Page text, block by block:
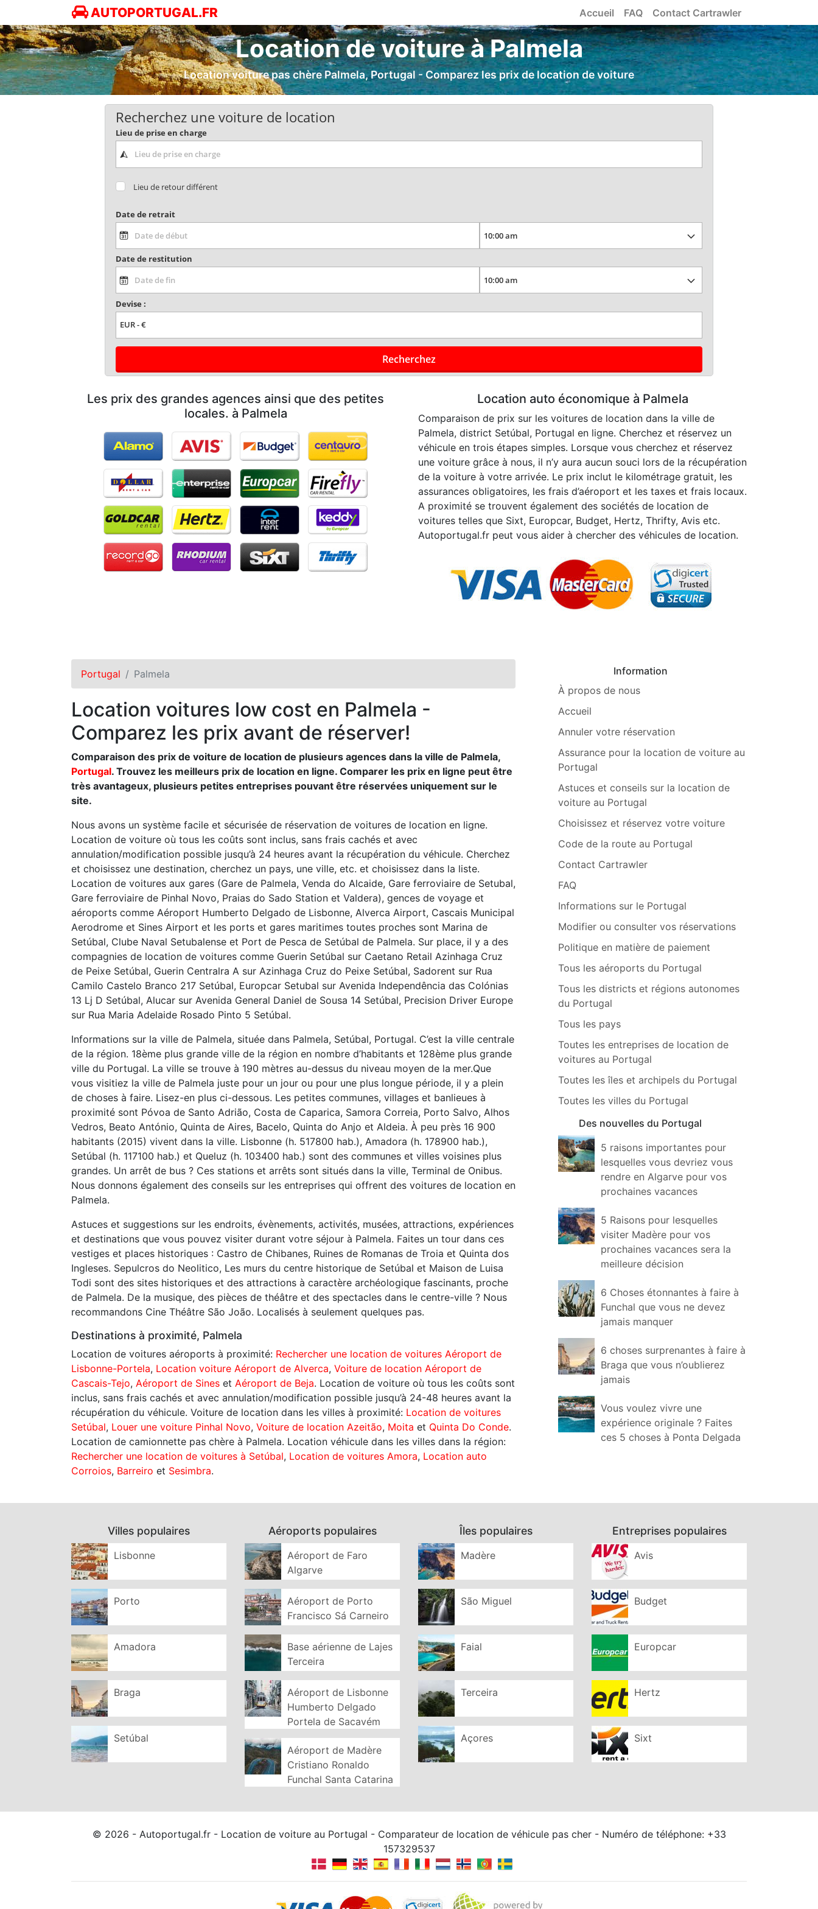
AUTOPORTUGAL.FR Accueil FAQ Contact Cartrawler
Location de voiture à Palmela
Location voiture pas chère Palmela, Portugal - Comparez les prix de location de voiture
Recherchez une voiture de location
Lieu de prise en charge
Lieu de retour différent
Date de retrait
Date de restitution
Devise :
Recherchez
Les prix des grandes agences ainsi que des petites
locales. à Palmela
Location auto économique à Palmela
Comparaison de prix sur les voitures de location dans la ville de
Palmela, district Setúbal, Portugal en ligne. Cherchez et réservez un
véhicule en trois étapes simples. Lorsque vous cherchez et réservez
une voiture grâce à nous, il n’y aura aucun souci lors de la récupération
de la voiture à votre arrivée. Le prix inclut le kilométrage gratuit, les
assurances obligatoires, les frais d’aéroport et les taxes et frais locaux.
A proximité se trouvent également des sociétés de location de
voitures telles que Sixt, Europcar, Budget, Hertz, Thrifty, Avis etc.
Autoportugal.fr peut vous aider à chercher des véhicules de location.
Portugal Palmela
Location voitures low cost en Palmela -
Comparez les prix avant de réserver!
Comparaison des prix de voiture de location de plusieurs agences dans la ville de Palmela,
Portugal. Trouvez les meilleurs prix de location en ligne. Comparer les prix en ligne peut être
très avantageux, plusieurs petites entreprises pouvant être réservées uniquement sur le
site.
Nous avons un système facile et sécurisée de réservation de voitures de location en ligne.
Location de voiture où tous les coûts sont inclus, sans frais cachés et avec
annulation/modification possible jusqu’à 24 heures avant la récupération du véhicule. Cherchez
et choisissez une destination, cherchez un pays, une ville, etc. et choisissez dans la liste.
Location de voitures aux gares (Gare de Palmela, Venda do Alcaide, Gare ferroviaire de Setubal,
Gare ferroviaire de Pinhal Novo, Praias do Sado Station et Valdera), gences de voyage et
aéroports comme Aéroport Humberto Delgado de Lisbonne, Alverca Airport, Cascais Municipal
Aerodrome et Sines Airport et les ports et gares maritimes toutes proches sont Marina de
Setúbal, Clube Naval Setubalense et Port de Pesca de Setúbal de Palmela. Sur place, il y a des
compagnies de location de voitures comme Guerin Setúbal sur Caetano Retail Azinhaga Cruz
de Peixe Setúbal, Guerin Centralra A sur Azinhaga Cruz do Peixe Setúbal, Sadorent sur Rua
Camilo Castelo Branco 217 Setúbal, Europcar Setubal sur Avenida Independência das Colónias
13 Lj D Setúbal, Alucar sur Avenida General Daniel de Sousa 14 Setúbal, Precision Driver Europe
sur Rua Maria Adelaide Rosado Pinto 5 Setúbal.
Informations sur la ville de Palmela, située dans Palmela, Setúbal, Portugal. C’est la ville centrale
de la région. 18ème plus grande ville de la région en nombre d’habitants et 128ème plus grande
ville du Portugal. La ville se trouve à 190 mètres au-dessus du niveau moyen de la mer.Que
vous visitiez la ville de Palmela juste pour un jour ou pour une plus longue période, il y a plein
de choses à faire. Lisez-en plus ci-dessous. Les petites communes, villages et banlieues à
proximité sont Póvoa de Santo Adrião, Costa de Caparica, Samora Correia, Porto Salvo, Alhos
Vedros, Beato António, Quinta de Aires, Bacelo, Quinta do Anjo et Aldeia. À peu près 16 900
habitants (2015) vivent dans la ville. Lisbonne (h. 517800 hab.), Amadora (h. 178900 hab.),
Setúbal (h. 117100 hab.) et Queluz (h. 103400 hab.) sont des communes et villes voisines plus
grandes. Un arrêt de bus ? Ces stations et arrêts sont situés dans la ville, Terminal de Onibus.
Nous donnons également des conseils sur les entreprises qui offrent des voitures de location en
Palmela.
Astuces et suggestions sur les endroits, évènements, activités, musées, attractions, expériences
et destinations que vous pouvez visiter durant votre séjour à Palmela. Faites un tour dans ces
vestiges et places historiques : Castro de Chibanes, Ruines de Romanas de Troia et Quinta dos
Ingleses. Sepulcros do Neolitico, Les murs du centre historique de Setúbal et Maison de Luisa
Todi sont des sites historiques et des attractions à caractère archéologique fascinants, proche
de Palmela. De la musique, des pièces de théâtre et des spectacles dans le centre-ville ? Nous
recommandons Cine Théâtre São João. Localisés à seulement quelques pas.
Destinations à proximité, Palmela
Location de voitures aéroports à proximité: Rechercher une location de voitures Aéroport de
Lisbonne-Portela, Location voiture Aéroport de Alverca, Voiture de location Aéroport de
Cascais-Tejo, Aéroport de Sines et Aéroport de Beja. Location de voiture où tous les coûts sont
inclus, sans frais cachés et avec annulation/modification possible jusqu’à 24-48 heures avant la
récupération du véhicule. Voiture de location dans les villes à proximité: Location de voitures
Setúbal, Louer une voiture Pinhal Novo, Voiture de location Azeitão, Moita et Quinta Do Conde.
Location de camionnette pas chère à Palmela. Location véhicule dans les villes dans la région:
Rechercher une location de voitures à Setúbal, Location de voitures Amora, Location auto
Corroios, Barreiro et Sesimbra.
Information
À propos de nous
Accueil
Annuler votre réservation
Assurance pour la location de voiture au
Portugal
Astuces et conseils sur la location de
voiture au Portugal
Choisissez et réservez votre voiture
Code de la route au Portugal
Contact Cartrawler
FAQ
Informations sur le Portugal
Modifier ou consulter vos réservations
Politique en matière de paiement
Tous les aéroports du Portugal
Tous les districts et régions autonomes
du Portugal
Tous les pays
Toutes les entreprises de location de
voitures au Portugal
Toutes les îles et archipels du Portugal
Toutes les villes du Portugal
Des nouvelles du Portugal
5 raisons importantes pour
lesquelles vous devriez vous
rendre en Algarve pour vos
prochaines vacances
5 Raisons pour lesquelles
visiter Madère pour vos
prochaines vacances sera la
meilleure décision
6 Choses étonnantes à faire à
Funchal que vous ne devez
jamais manquer
6 choses surprenantes à faire à
Braga que vous n’oublierez
jamais
Vous voulez vivre une
expérience originale ? Faites
ces 5 choses à Ponta Delgada
Villes populaires
Lisbonne
Porto
Amadora
Braga
Setúbal
Aéroports populaires
Aéroport de Faro
Algarve
Aéroport de Porto
Francisco Sá Carneiro
Base aérienne de Lajes
Terceira
Aéroport de Lisbonne
Humberto Delgado
Portela de Sacavém
Aéroport de Madère
Cristiano Ronaldo
Funchal Santa Catarina
Îles populaires
Madère
São Miguel
Faial
Terceira
Açores
Entreprises populaires
Avis
Budget
Europcar
Hertz
Sixt
© 2026 - Autoportugal.fr - Location de voiture au Portugal - Comparateur de location de véhicule pas cher - Numéro de téléphone: +33
157329537